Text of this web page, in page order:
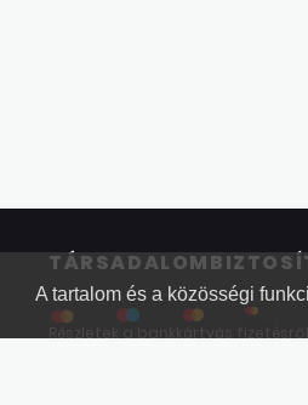
A tartalom és a közösségi
Részletek a bankkártyás fizetésről